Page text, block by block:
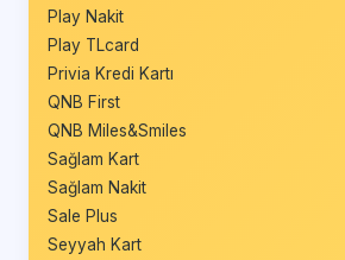
Play Nakit
Play TLcard
Privia Kredi Kartı
QNB First
QNB Miles&Smiles
Sağlam Kart
Sağlam Nakit
Sale Plus
Seyyah Kart